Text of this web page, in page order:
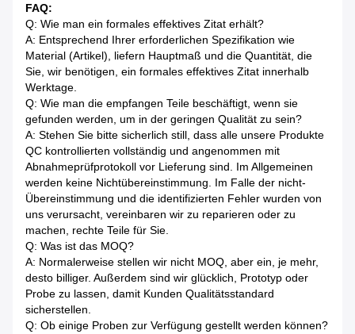
FAQ:
Q: Wie man ein formales effektives Zitat erhält?
A: Entsprechend Ihrer erforderlichen Spezifikation wie
Material (Artikel), liefern Hauptmaß und die Quantität, die
Sie, wir benötigen, ein formales effektives Zitat innerhalb
Werktage.
Q: Wie man die empfangen Teile beschäftigt, wenn sie
gefunden werden, um in der geringen Qualität zu sein?
A: Stehen Sie bitte sicherlich still, dass alle unsere Produkte
QC kontrollierten vollständig und angenommen mit
Abnahmeprüfprotokoll vor Lieferung sind. Im Allgemeinen
werden keine Nichtübereinstimmung. Im Falle der nicht-
Übereinstimmung und die identifizierten Fehler wurden von
uns verursacht, vereinbaren wir zu reparieren oder zu
machen, rechte Teile für Sie.
Q: Was ist das MOQ?
A: Normalerweise stellen wir nicht MOQ, aber ein, je mehr,
desto billiger. Außerdem sind wir glücklich, Prototyp oder
Probe zu lassen, damit Kunden Qualitätsstandard
sicherstellen.
Q: Ob einige Proben zur Verfügung gestellt werden können?